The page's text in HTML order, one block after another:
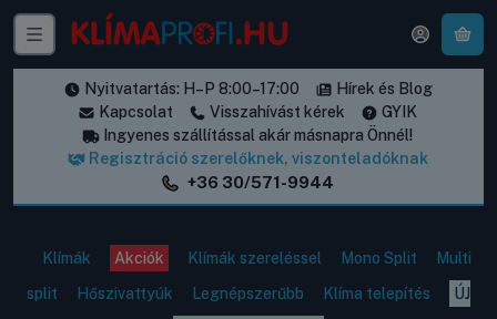
Nyitvatartás: H–P 8:00–17:00
Hírek és Blog
Kapcsolat
Visszahívást kérek
GYIK
Ingyenes szállítással akár másnapra Önnél!
Regisztráció szerelőknek, viszonteladóknak
+36 30/571-9944
Klímák Akciók Klímák szereléssel Mono Split
Multi
split
Hőszivattyúk Legnépszerűbb Klíma telepítés
ÚJ